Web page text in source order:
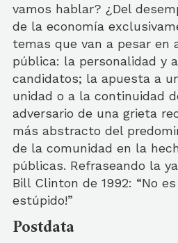
vamos hablar? ¿Del
de la economía
temas que van a pesar en
pública: la personalidad y
candidatos; la apuesta a
unidad o a la continuidad
adversario de una grieta
más abstracto del
de la comunidad en la
públicas. Refraseando la
Bill Clinton de 1992: “No
estúpido!”
Postdata